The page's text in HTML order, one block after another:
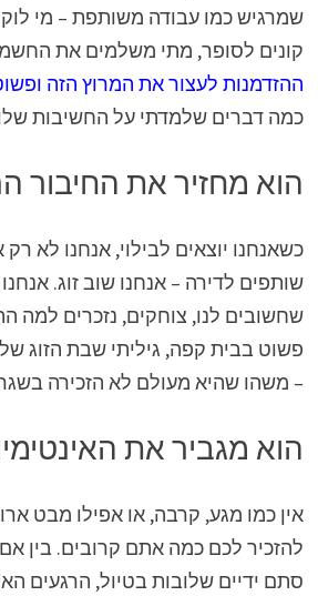
שמרגיש כמו עבודה משותפת – מי
קונים לסופר, מתי משלמים את
ההזדמנות לעצור את המרוץ הזה
כמה דברים שלמדתי על החשיבות
הוא מחזיר את החיבור
כשאנחנו יוצאים לבילוי, אנחנו לא
שותפים לדירה – אנחנו שוב זוג.
שחשובים לנו, צוחקים, נזכרים למה
פשוט בבית קפה, גיליתי שבת הזוג
– משהו שהיא מעולם לא הזכירה
הוא מגביר את
אין כמו מגע, קרבה, או אפילו מבט
להזכיר לכם כמה אתם קרובים. בין אם
סתם ידיים שלובות בטיול, הרגעים